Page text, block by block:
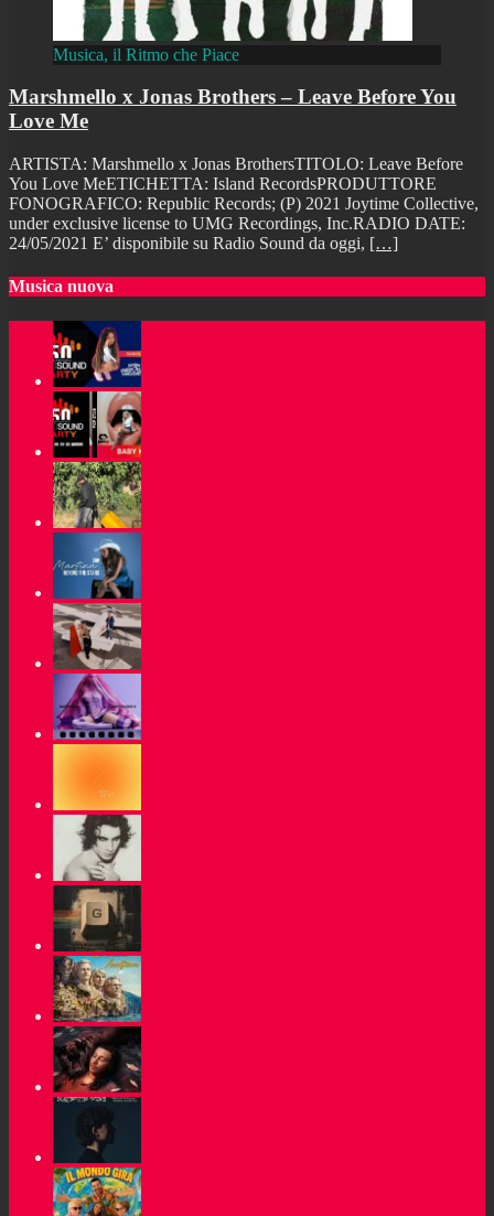
Musica, il Ritmo che Piace
Marshmello x Jonas Brothers – Leave Before You
Love Me
ARTISTA: Marshmello x Jonas BrothersTITOLO: Leave Before
You Love MeETICHETTA: Island RecordsPRODUTTORE
FONOGRAFICO: Republic Records; (P) 2021 Joytime Collective,
under exclusive license to UMG Recordings, Inc.RADIO DATE:
24/05/2021 E’ disponibile su Radio Sound da oggi, […]
Musica nuova